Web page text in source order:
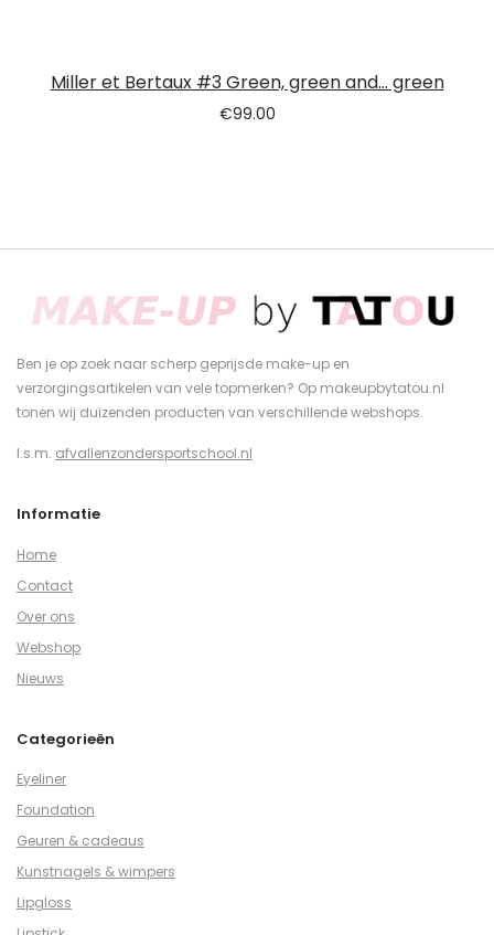
Miller et Bertaux #3 Green, green and… green
€99.00
Ben je op zoek naar scherp geprijsde make-up en
verzorgingsartikelen van vele topmerken? Op makeupbytatou.nl
tonen wij duizenden producten van verschillende webshops.
I.s.m. afvallenzondersportschool.nl
Informatie
Home
Contact
Over ons
Webshop
Nieuws
Categorieën
Eyeliner
Foundation
Geuren & cadeaus
Kunstnagels & wimpers
Lipgloss